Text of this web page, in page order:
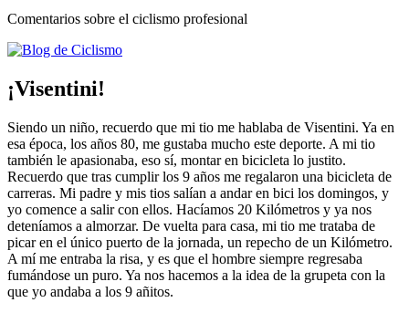
Comentarios sobre el ciclismo profesional
¡Visentini!
Siendo un niño, recuerdo que mi tio me hablaba de Visentini. Ya en
esa época, los años 80, me gustaba mucho este deporte. A mi tio
también le apasionaba, eso sí, montar en bicicleta lo justito.
Recuerdo que tras cumplir los 9 años me regalaron una bicicleta de
carreras. Mi padre y mis tios salían a andar en bici los domingos, y
yo comence a salir con ellos. Hacíamos 20 Kilómetros y ya nos
deteníamos a almorzar. De vuelta para casa, mi tio me trataba de
picar en el único puerto de la jornada, un repecho de un Kilómetro.
A mí me entraba la risa, y es que el hombre siempre regresaba
fumándose un puro. Ya nos hacemos a la idea de la grupeta con la
que yo andaba a los 9 añitos.